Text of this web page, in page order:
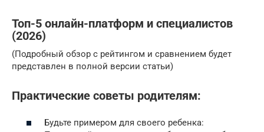
Топ-5 онлайн-платформ и специалистов
(2026)
(Подробный обзор с рейтингом и сравнением будет
представлен в полной версии статьи)
Практические советы родителям:
Будьте примером для своего ребенка: